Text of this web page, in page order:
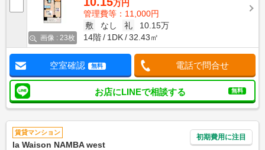
画像 : 23枚
万円
管理費等：11,000円
敷
なし 礼
10.15万
14階
1DK 32.43㎡
空室確認 無料 電話で問合せ
お店にLINEで相談する 無料
賃貸マンション
la Waison NAMBA west
初期費用に注目